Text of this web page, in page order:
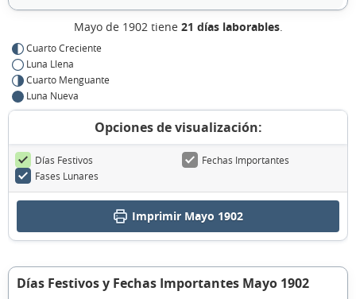
Mayo de 1902 tiene 21 días laborables.
Cuarto Creciente
Luna Llena
Cuarto Menguante
Luna Nueva
Opciones de visualización:
Días Festivos
Fechas Importantes
Fases Lunares
Imprimir Mayo 1902
Días Festivos y Fechas Importantes Mayo 1902